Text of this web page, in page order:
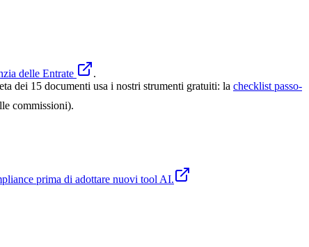
delle Entrate
.
dei 15 documenti usa i nostri strumenti gratuiti: la checklist passo-
commissioni).
prima di adottare nuovi tool AI.